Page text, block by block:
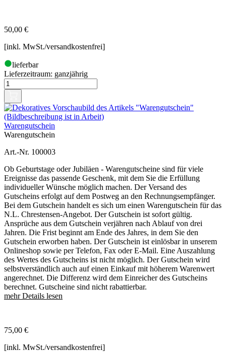
50,00 €
[inkl. MwSt./versandkostenfrei]
lieferbar
Lieferzeitraum: ganzjährig
Warengutschein
Warengutschein
Art.-Nr. 100003
Ob Geburtstage oder Jubiläen - Warengutscheine sind für viele
Ereignisse das passende Geschenk, mit dem Sie die Erfüllung
individueller Wünsche möglich machen. Der Versand des
Gutscheins erfolgt auf dem Postweg an den Rechnungsempfänger.
Bei dem Gutschein handelt es sich um einen Warengutschein für das
N.L. Chrestensen-Angebot. Der Gutschein ist sofort gültig.
Ansprüche aus dem Gutschein verjähren nach Ablauf von drei
Jahren. Die Frist beginnt am Ende des Jahres, in dem Sie den
Gutschein erworben haben. Der Gutschein ist einlösbar in unserem
Onlineshop sowie per Telefon, Fax oder E-Mail. Eine Auszahlung
des Wertes des Gutscheins ist nicht möglich. Der Gutschein wird
selbstverständlich auch auf einen Einkauf mit höherem Warenwert
angerechnet. Die Differenz wird dem Einreicher des Gutscheins
berechnet. Gutscheine sind nicht rabattierbar.
mehr Details lesen
75,00 €
[inkl. MwSt./versandkostenfrei]